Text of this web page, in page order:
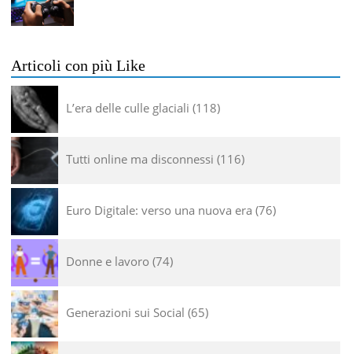
Articoli con più Like
L’era delle culle glaciali 118
Tutti online ma disconnessi 116
Euro Digitale: verso una nuova era 76
Donne e lavoro 74
Generazioni sui Social 65